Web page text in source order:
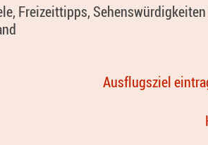
Freizeittipps,
Ausflugsziel